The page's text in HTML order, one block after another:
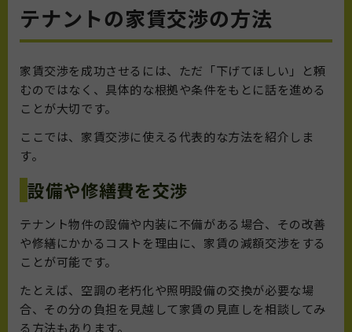
テナントの家賃交渉の方法
家賃交渉を成功させるには、ただ「下げてほしい」と頼
むのではなく、具体的な根拠や条件をもとに話を進める
ことが大切です。
ここでは、家賃交渉に使える代表的な方法を紹介しま
す。
設備や修繕費を交渉
テナント物件の設備や内装に不備がある場合、その改善
や修繕にかかるコストを理由に、家賃の減額交渉をする
ことが可能です。
たとえば、空調の老朽化や照明設備の交換が必要な場
合、その分の負担を見越して家賃の見直しを相談してみ
る方法もあります。